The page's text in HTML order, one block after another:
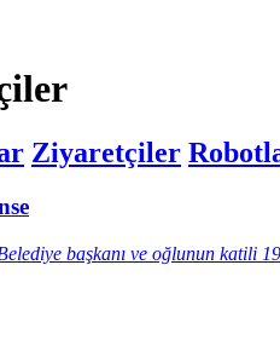
Ziyaretçiler
başkanı ve oğlunun katili